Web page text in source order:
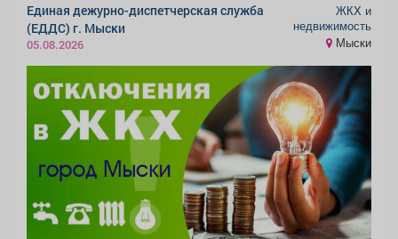
Единая дежурно-диспетчерская служба
(ЕДДС) г. Мыски
05.08.2026
ЖКХ и
недвижимость
Мыски